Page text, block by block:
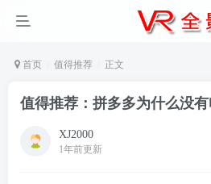
首页 值得推荐 正文
值得推荐：拼多多为什么没有
XJ2000
1年前更新